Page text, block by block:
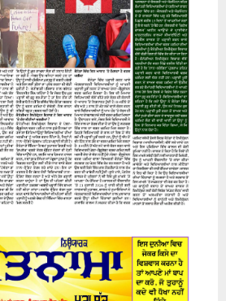
August 2026